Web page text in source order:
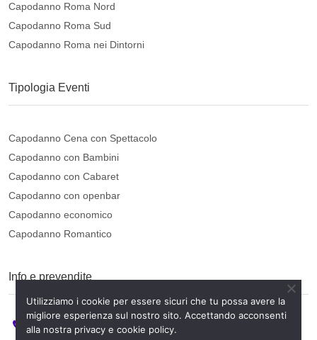
Capodanno Roma Nord
Capodanno Roma Sud
Capodanno Roma nei Dintorni
Tipologia Eventi
Capodanno Cena con Spettacolo
Capodanno con Bambini
Capodanno con Cabaret
Capodanno con openbar
Capodanno economico
Capodanno Romantico
Info e prevendite
3445560958
Utilizziamo i cookie per essere sicuri che tu possa avere la
migliore esperienza sul nostro sito. Accettando acconsenti
alla nostra privacy e cookie policy.